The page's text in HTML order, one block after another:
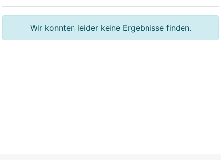
Wir konnten leider keine Ergebnisse finden.